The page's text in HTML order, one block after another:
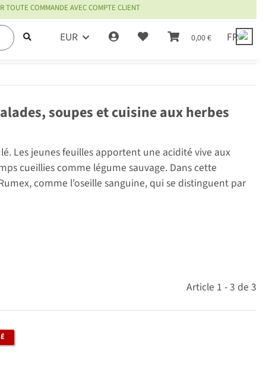
TOUTE COMMANDE AVEC COMPTE CLIENT
EUR 0,00 € FR
soupes et cuisine aux herbes
Les jeunes feuilles apportent une acidité vive aux
cueillies comme légume sauvage. Dans cette
comme l'oseille sanguine, qui se distinguent par
Article 1 - 3 de 3